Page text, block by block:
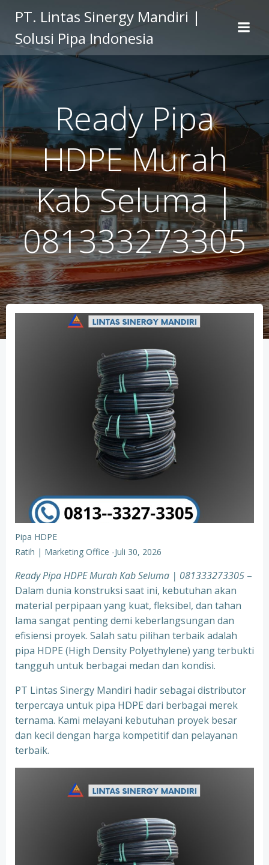
to
content
PT. Lintas Sinergy Mandiri |
Solusi Pipa Indonesia
Ready Pipa
HDPE Murah
Kab Seluma |
081333273305
Pipa HDPE
Ratih | Marketing Office -Juli 30, 2026
Ready Pipa HDPE Murah Kab Seluma | 081333273305 –
Dalam dunia konstruksi saat ini, kebutuhan akan
material perpipaan yang kuat, fleksibel, dan tahan
lama sangat penting demi keberlangsungan dan
efisiensi proyek. Salah satu pilihan terbaik adalah
pipa HDPE (High Density Polyethylene) yang terbukti
tangguh untuk berbagai medan dan kondisi.
PT Lintas Sinergy Mandiri hadir sebagai distributor
terpercaya untuk pipa HDPE dari berbagai merek
ternama. Kami melayani kebutuhan proyek besar
dan kecil dengan harga kompetitif dan pelayanan
terbaik.